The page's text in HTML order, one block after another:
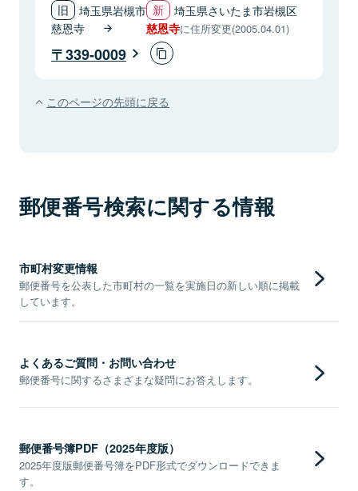
埼玉県岩槻市
慈恩寺
埼玉県さいたま市岩槻区
慈恩寺に住所変更(2005.04.01)
339-0009
このページの先頭に戻る
郵便番号検索に関する情報
市町村変更情報
郵便番号を公表した市町村の一覧を実施日の新しい順に掲載
しています。
よくあるご質問・お問い合わせ
郵便番号に関するさまざまな疑問にお答えします。
郵便番号簿PDF（2025年度版）
2025年度版郵便番号簿をPDF形式でダウンロードできま
す。